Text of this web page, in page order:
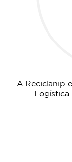
A Reciclanip
Logística